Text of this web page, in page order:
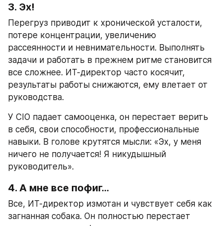
3. Эх!
Перегруз приводит к хронической усталости,
потере концентрации, увеличению
рассеянности и невнимательности. Выполнять
задачи и работать в прежнем ритме становится
все сложнее. ИТ-директор часто косячит,
результаты работы снижаются, ему влетает от
руководства.
У CIO падает самооценка, он перестает верить
в себя, свои способности, профессиональные
навыки. В голове крутятся мысли: «Эх, у меня
ничего не получается! Я никудышный
руководитель».
4. А мне все пофиг…
Все, ИТ-директор измотан и чувствует себя как
загнанная собака. Он полностью перестает